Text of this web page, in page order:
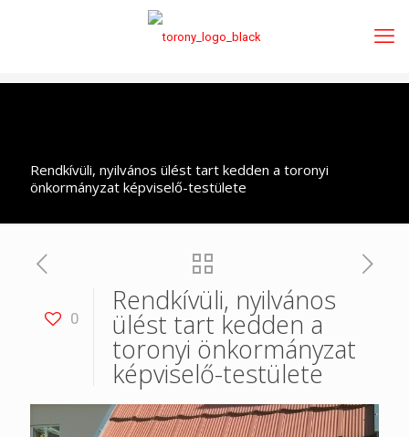
Rendkívüli, nyilvános ülést tart kedden a toronyi
önkormányzat képviselő-testülete
0
Rendkívüli, nyilvános
ülést tart kedden a
toronyi önkormányzat
képviselő-testülete